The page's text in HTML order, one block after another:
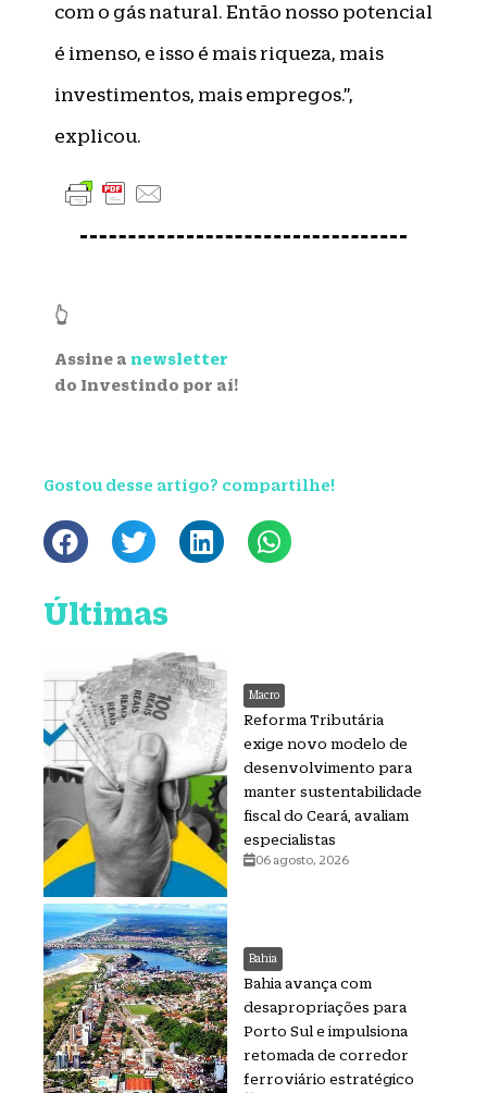
com o gás natural. Então nosso potencial
é imenso, e isso é mais riqueza, mais
investimentos, mais empregos.”,
explicou.
👆
Assine a newsletter
do Investindo por aí!
Gostou desse artigo? compartilhe!
Últimas
Macro
Reforma Tributária
exige novo modelo de
desenvolvimento para
manter sustentabilidade
fiscal do Ceará, avaliam
especialistas
06 agosto, 2026
Bahia
Bahia avança com
desapropriações para
Porto Sul e impulsiona
retomada de corredor
ferroviário estratégico